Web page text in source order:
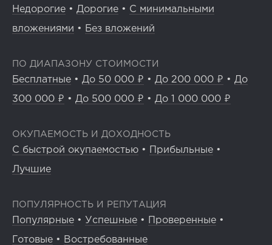
Недорогие • Дорогие • С минимальными
вложениями • Без вложений
ПО ДИАПАЗОНУ СТОИМОСТИ
Бесплатные • До 50 000 ₽ • До 200 000 ₽ • До
300 000 ₽ • До 500 000 ₽ • До 1 000 000 ₽
ОКУПАЕМОСТЬ И ДОХОДНОСТЬ
С быстрой окупаемостью • Прибыльные •
Лучшие
ПОПУЛЯРНОСТЬ И РЕПУТАЦИЯ
Популярные • Успешные • Проверенные •
Готовые • Востребованные